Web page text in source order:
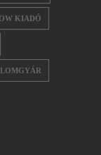
KIADÓ